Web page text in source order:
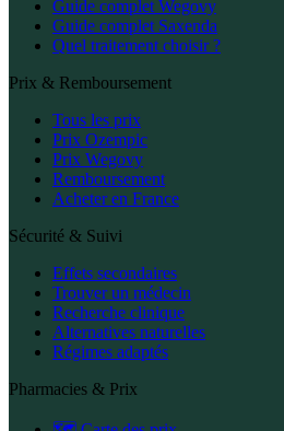
Guide complet Wegovy
Guide complet Saxenda
Quel traitement choisir ?
Prix & Remboursement
Tous les prix
Prix Ozempic
Prix Wegovy
Remboursement
Acheter en France
Sécurité & Suivi
Effets secondaires
Trouver un médecin
Recherche clinique
Alternatives naturelles
Régimes adaptés
Pharmacies & Prix